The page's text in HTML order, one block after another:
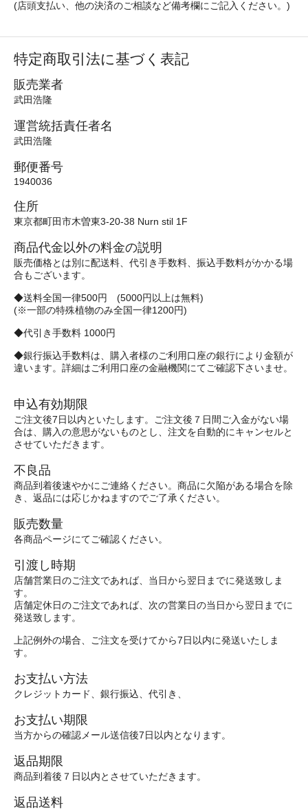
(店頭支払い、他の決済のご相談など備考欄にご記入ください。)
特定商取引法に基づく表記
販売業者
武田浩隆
運営統括責任者名
武田浩隆
郵便番号
1940036
住所
東京都町田市木曽東3-20-38 Nurn stil 1F
商品代金以外の料金の説明
販売価格とは別に配送料、代引き手数料、振込手数料がかかる場
合もございます。
◆送料全国一律500円 (5000円以上は無料)
(※一部の特殊植物のみ全国一律1200円)
◆代引き手数料 1000円
◆銀行振込手数料は、購入者様のご利用口座の銀行により金額が
違います。詳細はご利用口座の金融機関にてご確認下さいませ。
申込有効期限
ご注文後7日以内といたします。ご注文後７日間ご入金がない場
合は、購入の意思がないものとし、注文を自動的にキャンセルと
させていただきます。
不良品
商品到着後速やかにご連絡ください。商品に欠陥がある場合を除
き、返品には応じかねますのでご了承ください。
販売数量
各商品ページにてご確認ください。
引渡し時期
店舗営業日のご注文であれば、当日から翌日までに発送致しま
す。
店舗定休日のご注文であれば、次の営業日の当日から翌日までに
発送致します。
上記例外の場合、ご注文を受けてから7日以内に発送いたしま
す。
お支払い方法
クレジットカード、銀行振込、代引き、
お支払い期限
当方からの確認メール送信後7日以内となります。
返品期限
商品到着後７日以内とさせていただきます。
返品送料